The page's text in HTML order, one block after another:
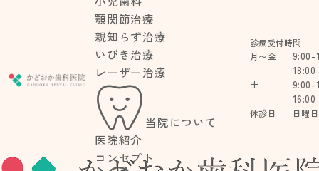
顎関節治療
親知らず治療
いびき治療
レーザー治療
当院について
医院紹介
コンセプト
診療受付時間
月〜金
9:00-
18:00
土
9:00-
16:00
休診日 日曜日